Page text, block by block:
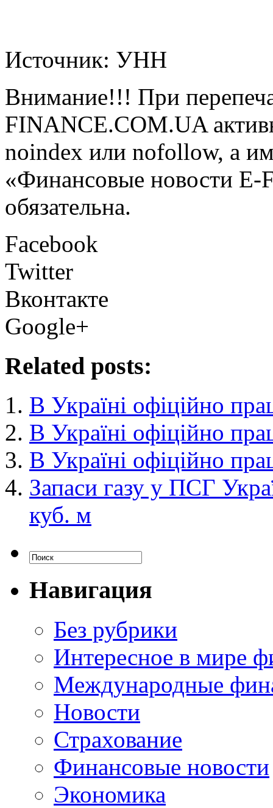
Источник: УНН
Внимание!!! При
FINANCE.COM.UA
noindex или nofollow, а
«Финансовые новости
обязательна.
Facebook
Twitter
Вконтакте
Google+
Related posts:
В Україні офіційно
В Україні офіційно
В Україні офіційно
Запаси газу у ПСГ
куб. м
Навигация
Без рубрики
Интересное в мире
Международные
Новости
Страхование
Финансовые новости
Экономика